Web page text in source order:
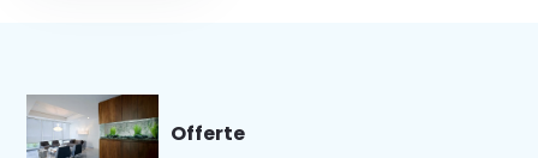
Offerte